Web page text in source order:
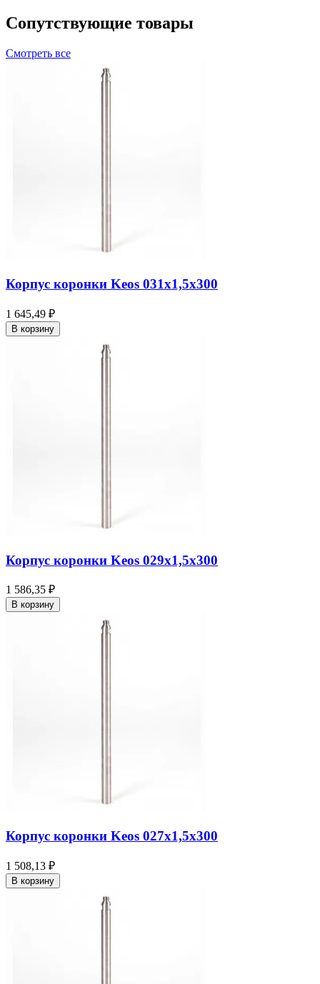
Сопутствующие товары
Смотреть все
Корпус коронки Keos 031x1,5x300
1 645,49 ₽
В корзину
Корпус коронки Keos 029x1,5x300
1 586,35 ₽
В корзину
Корпус коронки Keos 027x1,5x300
1 508,13 ₽
В корзину